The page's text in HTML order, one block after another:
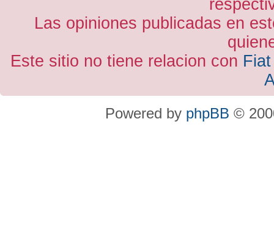
Las opiniones publicadas en
Este sitio no tiene relacion con
Powered by phpBB ©